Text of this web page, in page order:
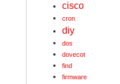
cisco
cron
diy
dos
dovecot
find
firmware